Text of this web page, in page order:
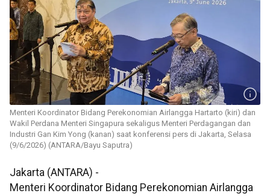
Menteri Koordinator Bidang Perekonomian Airlangga Hartarto (kiri) dan
Wakil Perdana Menteri Singapura sekaligus Menteri Perdagangan dan
Industri Gan Kim Yong (kanan) saat konferensi pers di Jakarta, Selasa
(9/6/2026) (ANTARA/Bayu Saputra)
Jakarta (ANTARA) -
Menteri Koordinator Bidang Perekonomian Airlangga